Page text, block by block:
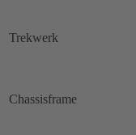
Trekwerk
Chassisframe